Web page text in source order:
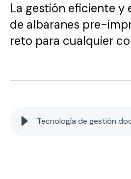
La gestión eficiente y
de albaranes pre-
reto para cualquier